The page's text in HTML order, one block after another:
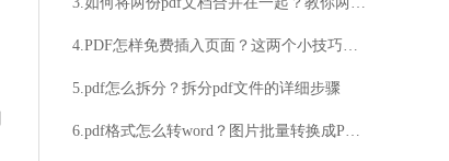
4.PDF怎样免费插入页面？这两个小技巧快收藏起来
5.pdf怎么拆分？拆分pdf文件的详细步骤
6.pdf格式怎么转word？图片批量转换成PDF方法